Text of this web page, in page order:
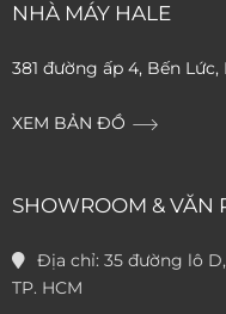
NHÀ MÁY HALE
381 đường ấp 4, Bến
XEM BẢN ĐỒ
SHOWROOM & VĂN
Địa chỉ: 35 đường lô
TP. HCM